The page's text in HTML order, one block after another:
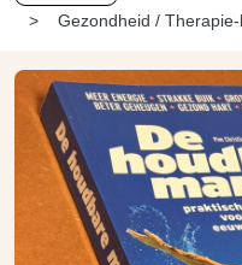
Gezondheid /